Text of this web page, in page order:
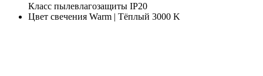
Класс пылевлагозащиты IP20
Цвет свечения Warm | Тёплый 3000 K